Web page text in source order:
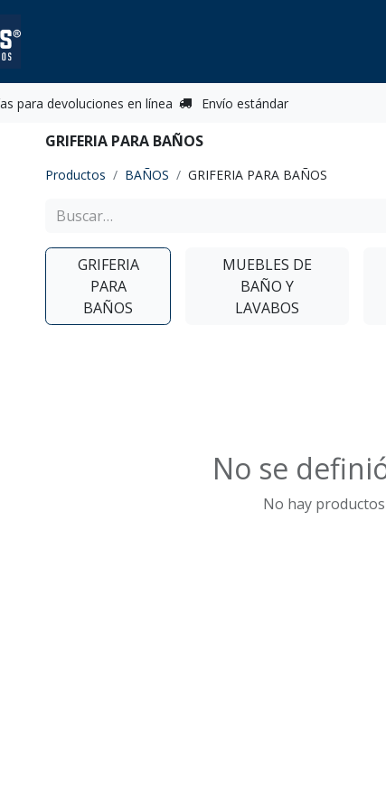
para devoluciones en línea Envío estándar
GRIFERIA PARA BAÑOS
Productos BAÑOS GRIFERIA PARA BAÑOS
GRIFERIA
PARA
BAÑOS
MUEBLES DE
BAÑO Y
LAVABOS
No se
No hay